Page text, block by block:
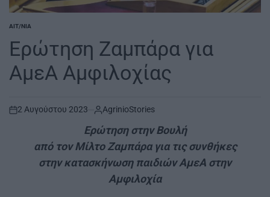
POSTED
ΑΙΤ/ΝΊΑ
Ερώτηση Ζαμπάρα για
ΑμεΑ Αμφιλοχίας
on
2 Αυγούστου 2023 AgrinioStories
Ερώτηση στην Βουλή
από τον Μίλτο Ζαμπάρα για τις συνθήκες
στην κατασκήνωση παιδιών ΑμεΑ στην
Αμφιλοχία